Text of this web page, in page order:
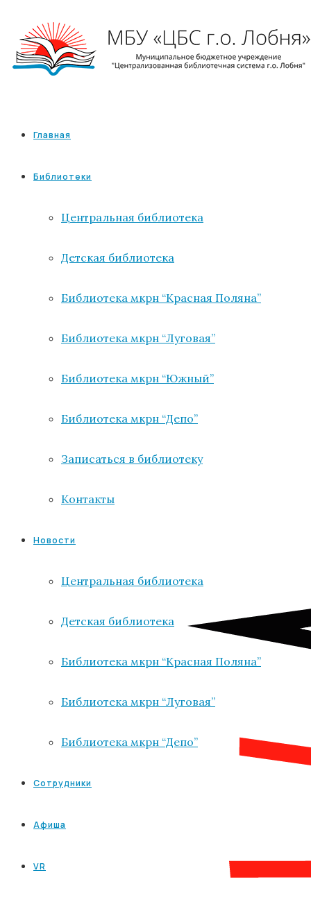
Главная
Библиотеки
Центральная библиотека
Детская библиотека
Библиотека мкрн “Красная Поляна”
Библиотека мкрн “Луговая”
Библиотека мкрн “Южный”
Библиотека мкрн “Депо”
Записаться в библиотеку
Контакты
Новости
Центральная библиотека
Детская библиотека
Библиотека мкрн “Красная Поляна”
Библиотека мкрн “Луговая”
Библиотека мкрн “Депо”
Сотрудники
Афиша
VR